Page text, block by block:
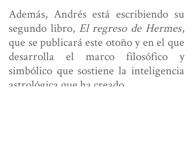
Además, Andrés está escribiendo su
segundo libro, El regreso de Hermes,
que se publicará este otoño y en el que
desarrolla el marco filosófico y
simbólico que sostiene la inteligencia
astrológica que ha creado.